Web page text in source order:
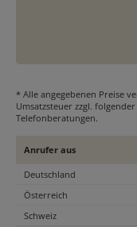
* Alle angegebenen Preise
Umsatzsteuer zzgl.
Telefonberatungen.
Anrufer aus
Deutschland
Österreich
Schweiz